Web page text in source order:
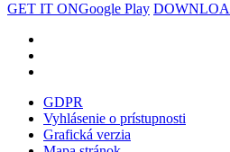
GET IT ONGoogle Play
GDPR
Vyhlásenie o prístupnosti
Grafická verzia